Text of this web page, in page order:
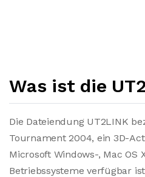
Was ist die
Die Dateiendung UT2LINK
Tournament 2004, ein 3D-
Microsoft Windows-, Mac OS
Betriebssysteme verfügbar